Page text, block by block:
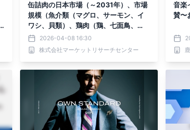
缶詰肉の日本市場（～2031年）、市場
規模（魚介類（マグロ、サーモン、イ
ワシ、貝類）、鶏肉（鶏、七面鳥、
鴨）、赤身肉（牛肉／コンビーフ、豚
肉／ハム、羊肉））・分析レポートを
発表
2026-04-08 16:30
株式会社マーケットリサーチセンター
音楽
賛〜